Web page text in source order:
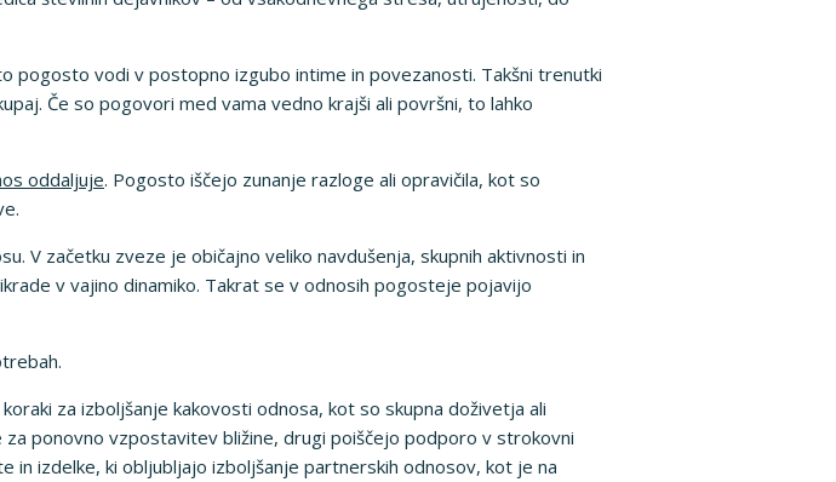
pogosto vodi v postopno izgubo intime in povezanosti. Takšni trenutki
Če so pogovori med vama vedno krajši ali površni, to lahko
oddaljuje. Pogosto iščejo zunanje razloge ali opravičila, kot so
V začetku zveze je običajno veliko navdušenja, skupnih aktivnosti in
v vajino dinamiko. Takrat se v odnosih pogosteje pojavijo
za izboljšanje kakovosti odnosa, kot so skupna doživetja ali
ponovno vzpostavitev bližine, drugi poiščejo podporo v strokovni
in izdelke, ki obljubljajo izboljšanje partnerskih odnosov, kot je na